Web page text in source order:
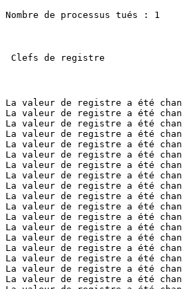
Nombre de processus tués : 1
 Clefs de registre
La valeur de registre a été
La valeur de registre a été
La valeur de registre a été
La valeur de registre a été
La valeur de registre a été
La valeur de registre a été
La valeur de registre a été
La valeur de registre a été
La valeur de registre a été
La valeur de registre a été
La valeur de registre a été
La valeur de registre a été
La valeur de registre a été
La valeur de registre a été
La valeur de registre a été
La valeur de registre a été
La valeur de registre a été
La valeur de registre a été